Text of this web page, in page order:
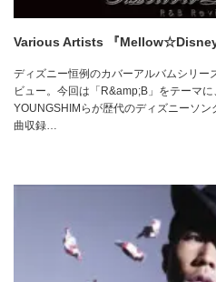
Various Artists 『Mellow☆Disney
ディズニー恒例のカバーアルバムシリ
ビュー。今回は「R&amp;B」をテーマに
YOUNGSHIMらが歴代のディズニーソ
曲収録…